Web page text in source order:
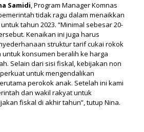
Samidi, Program Manager Komnas
tidak ragu dalam menaikkan
tahun 2023. “Minimal sebesar 20-
Kenaikan ini juga harus
struktur tarif cukai rokok
untuk konsumen beralih ke harga
Selain dari sisi fiskal, kebijakan non
untuk mengendalikan
perokok anak. Setelah ini kami
dan wakil rakyat untuk
fiskal di akhir tahun”, tutup Nina.